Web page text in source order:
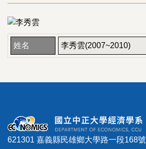
姓名 李秀雲(2007~2010)
621301 嘉義縣民雄鄉大學路一段168號